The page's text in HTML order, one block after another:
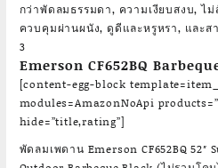
กว่าพัดลมธรรมดา, ความเงียบสงบ, ไ
ควบคุมผ่านผนัง, ดูดีและหรูหรา, และส
3
Emerson CF652BQ
[content-egg-block
modules=AmazonNoApi
hide=”title,rating”]
พัดลมเพดาน Emerson CF652BQ 52″